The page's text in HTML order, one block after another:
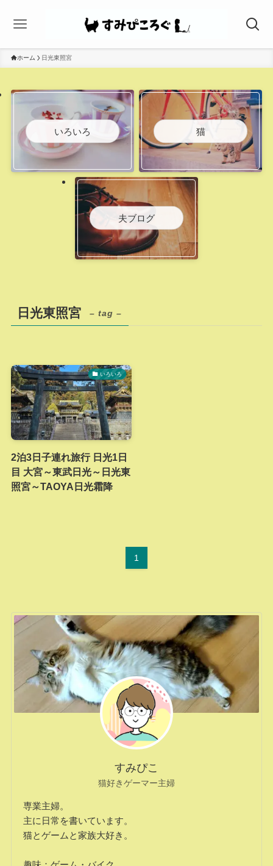
ホーム 日光東照宮
いろいろ 猫
夫ブログ
日光東照宮 – tag –
いろいろ
2泊3日子連れ旅行 日光1日
目 大宮～東武日光～日光東
照宮～TAOYA日光霜降
1
すみぴこ
猫好きゲーマー主婦
専業主婦。
主に日常を書いています。
猫とゲームと家族大好き。